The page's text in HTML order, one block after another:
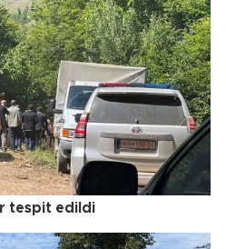
tespit edildi